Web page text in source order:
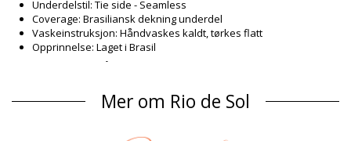
Underdelstil: Tie side - Seamless
Coverage: Brasiliansk dekning underdel
Vaskeinstruksjon: Håndvaskes kaldt, tørkes flatt
Opprinnelse: Laget i Brasil
Bikinibukser Blå Rio de Sol
Sammensetning
Sammensetning: 84% Biodegradable Nylon (AMNI SOUL ECO),
Mer om Rio de Sol